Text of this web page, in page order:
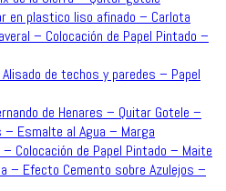
en plastico liso afinado – Carlota
– Colocación de Papel Pintado –
de techos y paredes – Papel
de Henares – Quitar Gotele –
Esmalte al Agua – Marga
Colocación de Papel Pintado – Maite
– Efecto Cemento sobre Azulejos –